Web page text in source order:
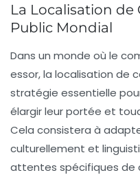
La Localisation
Public Mondial
Dans un monde où le
essor, la localisation de
stratégie essentielle
élargir leur portée et
Cela consistera à
culturellement et
attentes spécifiques de